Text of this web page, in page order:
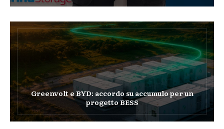
Greenvolt e BYD: accordo su accumulo per un
progetto BESS